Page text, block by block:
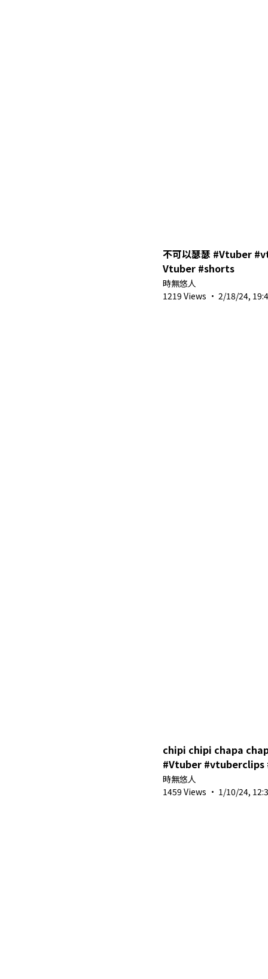
不可以瑟瑟 #Vtuber #vtuberclips #中文
Vtuber #shorts
時無悠人
1219 Views · 2/18/24,
chipi chipi chapa
#Vtuber #vtuberclips #馬來西亞Vtuber
#shorts
時無悠人
1459 Views · 1/10/24,